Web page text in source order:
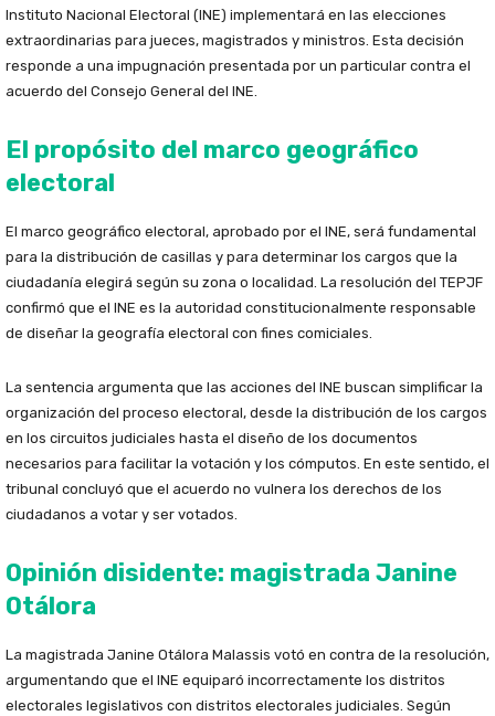
Instituto Nacional Electoral (INE) implementará en las elecciones
extraordinarias para jueces, magistrados y ministros. Esta decisión
responde a una impugnación presentada por un particular contra el
acuerdo del Consejo General del INE.
El propósito del marco geográfico
electoral
El marco geográfico electoral, aprobado por el INE, será fundamental
para la distribución de casillas y para determinar los cargos que la
ciudadanía elegirá según su zona o localidad. La resolución del TEPJF
confirmó que el INE es la autoridad constitucionalmente responsable
de diseñar la geografía electoral con fines comiciales.
La sentencia argumenta que las acciones del INE buscan simplificar la
organización del proceso electoral, desde la distribución de los cargos
en los circuitos judiciales hasta el diseño de los documentos
necesarios para facilitar la votación y los cómputos. En este sentido, el
tribunal concluyó que el acuerdo no vulnera los derechos de los
ciudadanos a votar y ser votados.
Opinión disidente: magistrada Janine
Otálora
La magistrada Janine Otálora Malassis votó en contra de la resolución,
argumentando que el INE equiparó incorrectamente los distritos
electorales legislativos con distritos electorales judiciales. Según